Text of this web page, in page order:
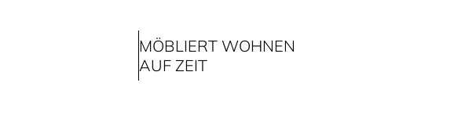
MÖBLIERT WOHNEN
AUF ZEIT